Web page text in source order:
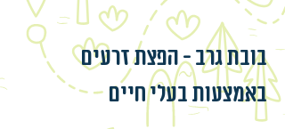
בובת גרב - הפצת זרעים
באמצעות בעלי חיים